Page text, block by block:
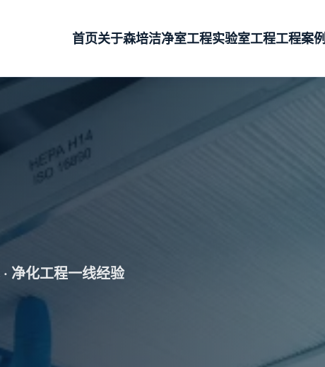
首页关于森培洁净室工程实验室工程工程案例
净化工程一线经验